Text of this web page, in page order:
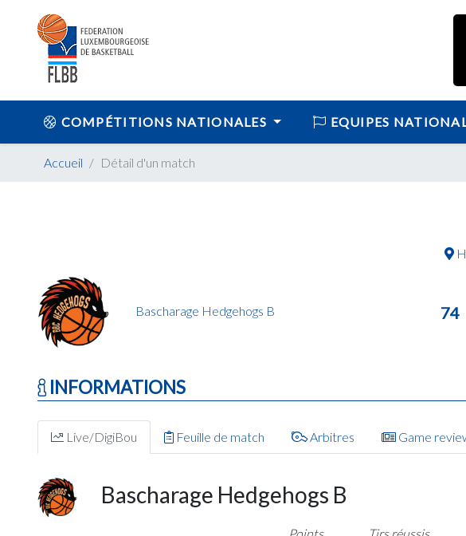
COMPÉTITIONS NATIONALES EQUIPES
Accueil Détail d'un match
Bascharage Hedgehogs B 74
INFORMATIONS
Live/DigiBou Feuille de match Arbitres Game
Bascharage Hedgehogs B